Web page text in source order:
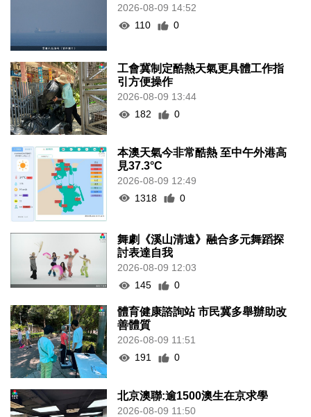
2026-08-09 14:52
110
0
工會冀制定酷熱天氣更具體工作指
引方便操作
2026-08-09 13:44
182
0
本澳天氣今非常酷熱 至中午外港高
見37.3°C
2026-08-09 12:49
1318
0
舞劇《溪山清遠》融合多元舞蹈探
討表達自我
2026-08-09 12:03
145
0
體育健康諮詢站 市民冀多舉辦助改
善體質
2026-08-09 11:51
191
0
北京澳聯:逾1500澳生在京求學
2026-08-09 11:50